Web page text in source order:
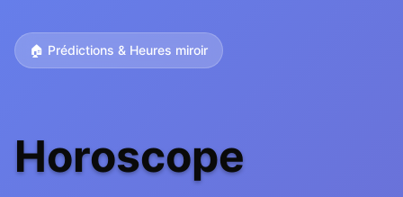
🏠 Prédictions & Heures miroir
Horoscope